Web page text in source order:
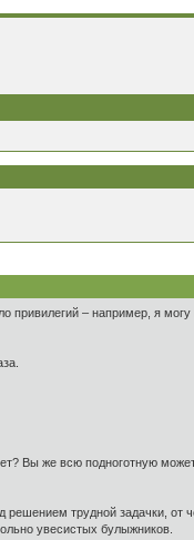
– например, я могу
Вы же всю подноготную
трудной задачки, от
увесистых булыжников.